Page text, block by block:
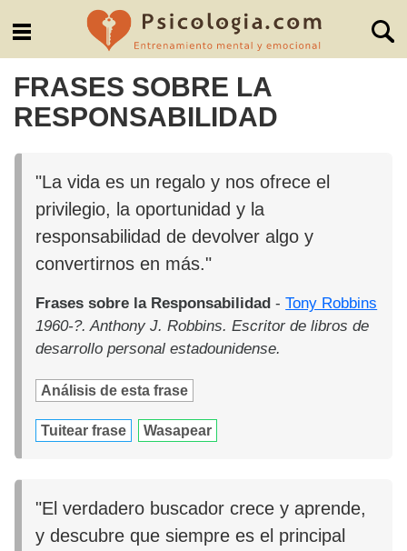
FRASES SOBRE LA
RESPONSABILIDAD
"La vida es un regalo y nos ofrece el
privilegio, la oportunidad y la
responsabilidad de devolver algo y
convertirnos en más."
Frases sobre la Responsabilidad -Tony Robbins
1960-?. Anthony J. Robbins. Escritor de libros de
desarrollo personal estadounidense.
Análisis de esta frase
Tuitear frase Wasapear
"El verdadero buscador crece y aprende,
y descubre que siempre es el principal